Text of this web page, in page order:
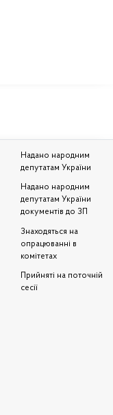
Надано народним
депутатам України
Надано народним
депутатам України
документів до ЗП
Знаходяться на
опрацюванні в
комітетах
Прийняті на поточній
сесії